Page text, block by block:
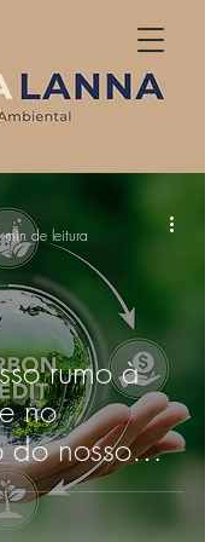
rumo à
no
do nosso
agora temos
Clima,
de leitura